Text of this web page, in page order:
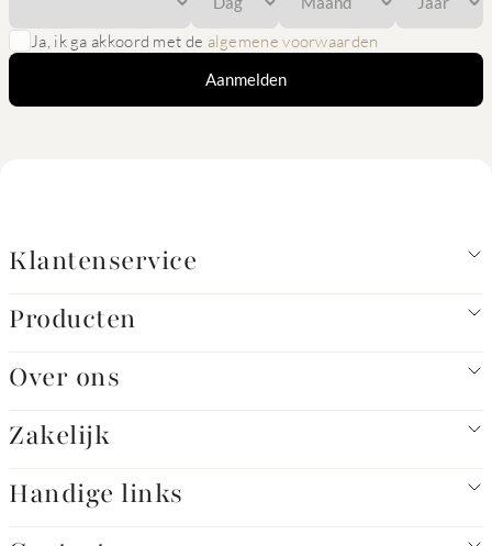
Ja, ik ga akkoord met de algemene voorwaarden
Aanmelden
Klantenservice
Producten
Over ons
Zakelijk
Handige links